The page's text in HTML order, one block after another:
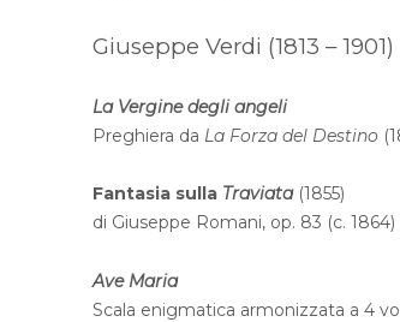
Giuseppe Verdi (1813 – 1901)
La Vergine degli angeli
Preghiera da La Forza del Destino
Fantasia sulla Traviata(1855)
di Giuseppe Romani, op. 83 (c. 1864)
Ave Maria
Scala enigmatica armonizzata a 4